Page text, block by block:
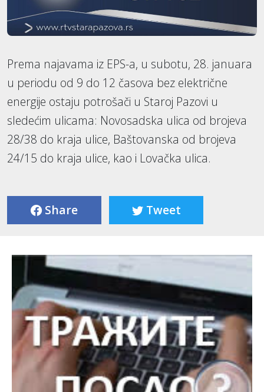
Prema najavama iz EPS-a, u subotu, 28. januara
u periodu od 9 do 12 časova bez električne
energije ostaju potrošači u Staroj Pazovi u
sledećim ulicama: Novosadska ulica od brojeva
28/38 do kraja ulice, Baštovanska od brojeva
24/15 do kraja ulice, kao i Lovačka ulica.
Share Tweet